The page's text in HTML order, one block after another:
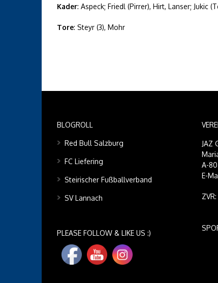
Kader: Aspeck; Friedl (Pirrer), Hirt, Lanser; Jukic
Tore: Steyr (3), Mohr
BLOGROLL
Red Bull Salzburg
FC Liefering
Steirischer Fußballverband
SV Lannach
PLEASE FOLLOW & LIKE US :)
JAZ
A-
E-